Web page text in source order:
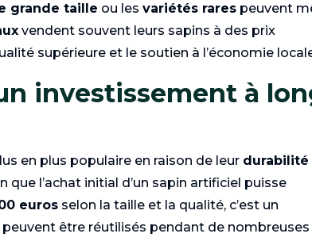
grande taille ou lesvariétés rares peuvent
vendent souvent leurs sapins à des prix
supérieure et le soutien à l’économie
investissement à
en plus populaire en raison de leur durabilité
que l’achat initial d’un sapin artificiel puisse
euros selon la taille et la qualité, c’est un
être réutilisés pendant de nombreuses